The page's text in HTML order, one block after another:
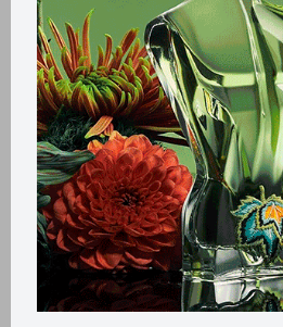
LlegaMAÑANA
LlegaMAÑANA